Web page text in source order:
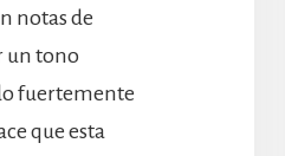
notas de
un tono
fuertemente
que esta